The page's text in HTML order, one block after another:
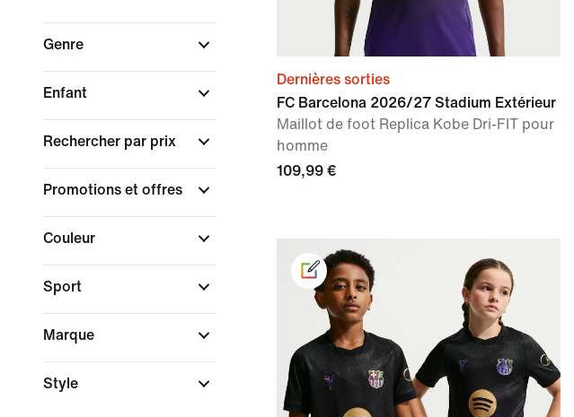
Genre
Enfant
Rechercher par prix
Promotions et offres
Couleur
Sport
Marque
Style
Dernières sorties
FC Barcelona 2026/27 Stadium Extérieur
Maillot de foot Replica Kobe Dri-FIT pour
homme
109,99 €